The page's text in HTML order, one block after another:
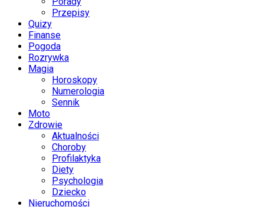
Przepisy
Quizy
Finanse
Pogoda
Rozrywka
Magia
Horoskopy
Numerologia
Sennik
Moto
Zdrowie
Aktualności
Choroby
Profilaktyka
Diety
Psychologia
Dziecko
Nieruchomości